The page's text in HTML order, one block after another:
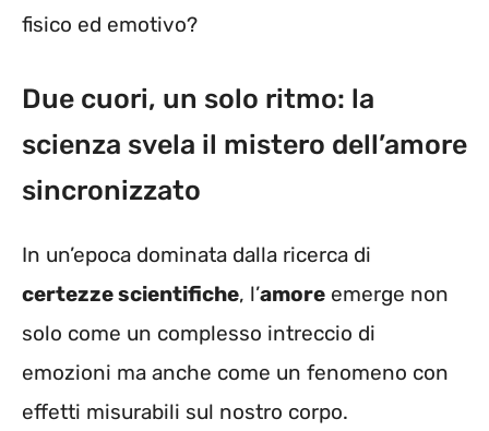
fisico ed emotivo?
Due cuori, un solo ritmo: la
scienza svela il mistero dell’amore
sincronizzato
In un’epoca dominata dalla ricerca di
certezze scientifiche, l’amore emerge non
solo come un complesso intreccio di
emozioni ma anche come un fenomeno con
effetti misurabili sul nostro corpo.